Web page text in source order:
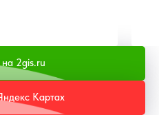
2gis.ru
Картах